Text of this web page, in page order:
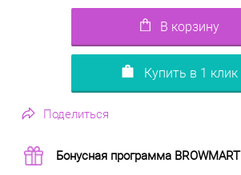
В корзину
Купить в 1 клик
Поделиться
Бонусная программа BROWMART